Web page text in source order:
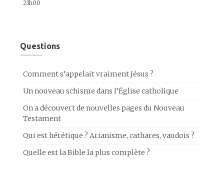
23h00
Questions
Comment s’appelait vraiment Jésus ?
Un nouveau schisme dans l’Église catholique
On a découvert de nouvelles pages du Nouveau
Testament
Qui est hérétique ? Arianisme, cathares, vaudois ?
Quelle est la Bible la plus complète ?